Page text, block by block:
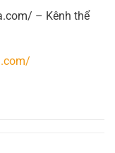
– Kênh thể